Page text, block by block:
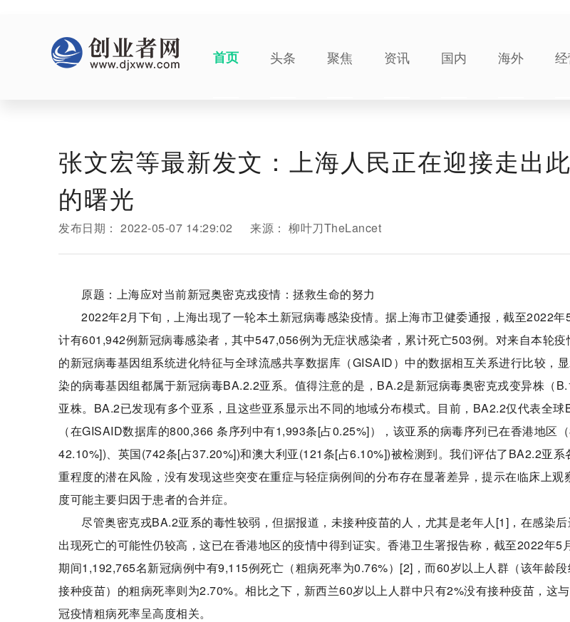
首页 头条 聚焦 资讯 国内 海外
张文宏等最新发文：上海人民正在迎接走出
的曙光
发布日期： 2022-05-07 14:29:02 来源： 柳叶刀TheLancet
原题：上海应对当前新冠奥密克戎疫情：拯救生命的努力
2022年2月下旬，上海出现了一轮本土新冠病毒感染疫情。据上海市卫健委通报，截至2022年
计有601,942例新冠病毒感染者，其中547,056例为无症状感染者，累计死亡503例。对来自本轮
的新冠病毒基因组系统进化特征与全球流感共享数据库（GISAID）中的数据相互关系进行比较，
染的病毒基因组都属于新冠病毒BA.2.2亚系。值得注意的是，BA.2是新冠病毒奥密克戎变异株（
亚株。BA.2已发现有多个亚系，且这些亚系显示出不同的地域分布模式。目前，BA2.2仅代表全球
（在GISAID数据库的800,366 条序列中有1,993条[占0.25%]），该亚系的病毒序列已在香港地区
42.10%])、英国(742条[占37.20%])和澳大利亚(121条[占6.10%])被检测到。我们评估了BA2.2亚系
重程度的潜在风险，没有发现这些突变在重症与轻症病例间的分布存在显著差异，提示在临床上观
度可能主要归因于患者的合并症。
尽管奥密克戎BA.2亚系的毒性较弱，但据报道，未接种疫苗的人，尤其是老年人[1]，在感染
出现死亡的可能性仍较高，这已在香港地区的疫情中得到证实。香港卫生署报告称，截至2022年5
期间1,192,765名新冠病例中有9,115例死亡（粗病死率为0.76%）[2]，而60岁以上人群（该年龄
接种疫苗）的粗病死率则为2.70%。相比之下，新西兰60岁以上人群中只有2%没有接种疫苗，这
冠疫情粗病死率呈高度相关。